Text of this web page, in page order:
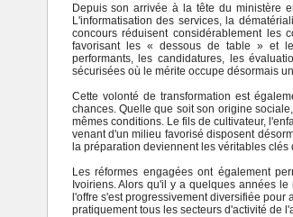
Depuis son arrivée à la tête du ministère
L'informatisation des services, la
concours réduisent considérablement les
favorisant les « dessous de table » et
performants, les candidatures, les
sécurisées où le mérite occupe désormais
Cette volonté de transformation est
chances. Quelle que soit son origine
mêmes conditions. Le fils de cultivateur,
venant d'un milieu favorisé disposent
la préparation deviennent les véritables clés
Les réformes engagées ont également
Ivoiriens. Alors qu'il y a quelques années
l'offre s'est progressivement diversifiée
pratiquement tous les secteurs d'activité de